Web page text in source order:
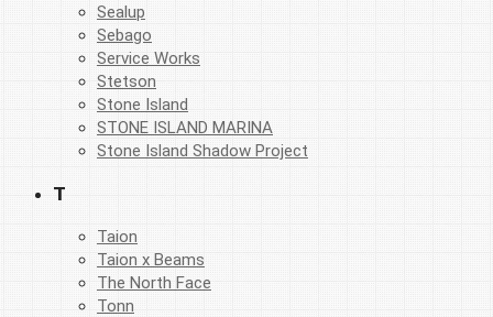
Sealup
Sebago
Service Works
Stetson
Stone Island
STONE ISLAND MARINA
Stone Island Shadow Project
T
Taion
Taion x Beams
The North Face
Tonn